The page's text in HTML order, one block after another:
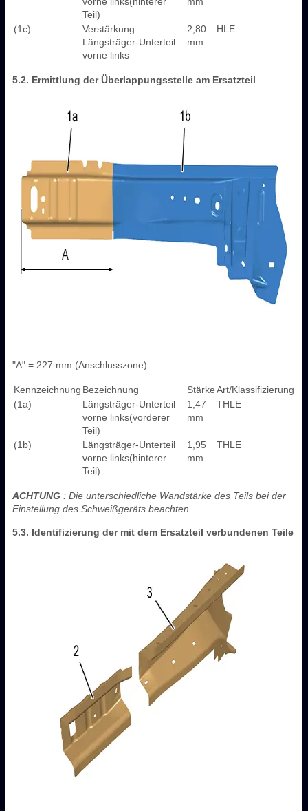
Teil)
(1c)
Verstärkung
Längsträger-Unterteil
vorne links
2,80
mm
HLE
5.2. Ermittlung der Überlappungsstelle am Ersatzteil
"A" = 227 mm (Anschlusszone).
Kennzeichnung Bezeichnung StärkeArt/Klassifizierung
(1a)
Längsträger-Unterteil
vorne links(vorderer
Teil)
1,47
mm
THLE
(1b)
Längsträger-Unterteil
vorne links(hinterer
Teil)
1,95
mm
THLE
ACHTUNG : Die unterschiedliche Wandstärke des Teils bei der
Einstellung des Schweißgeräts beachten.
5.3. Identifizierung der mit dem Ersatzteil verbundenen Teile